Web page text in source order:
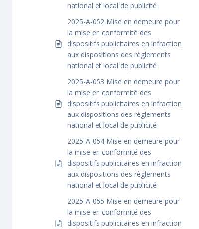
national et local de publicité
2025-A-052 Mise en demeure pour
la mise en conformité des
dispositifs publicitaires en infraction
aux dispositions des règlements
national et local de publicité
2025-A-053 Mise en demeure pour
la mise en conformité des
dispositifs publicitaires en infraction
aux dispositions des règlements
national et local de publicité
2025-A-054 Mise en demeure pour
la mise en conformité des
dispositifs publicitaires en infraction
aux dispositions des règlements
national et local de publicité
2025-A-055 Mise en demeure pour
la mise en conformité des
dispositifs publicitaires en infraction